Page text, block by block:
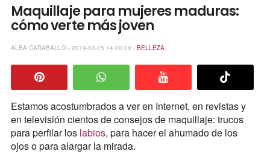
Maquillaje para mujeres maduras:
cómo verte más joven
ALBA CARABALLO - 2019-03-15 14:00:00 - BELLEZA
Estamos acostumbrados a ver en Internet, en revistas y
en televisión cientos de consejos de maquillaje: trucos
para perfilar los labios, para hacer el ahumado de los
ojos o para alargar la mirada.